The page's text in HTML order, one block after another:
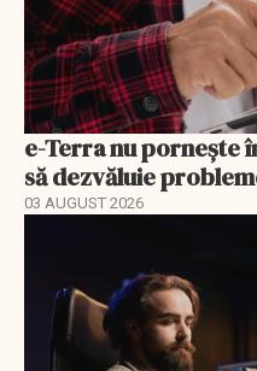
e-Terra nu pornește
să dezvăluie
03 AUGUST 2026